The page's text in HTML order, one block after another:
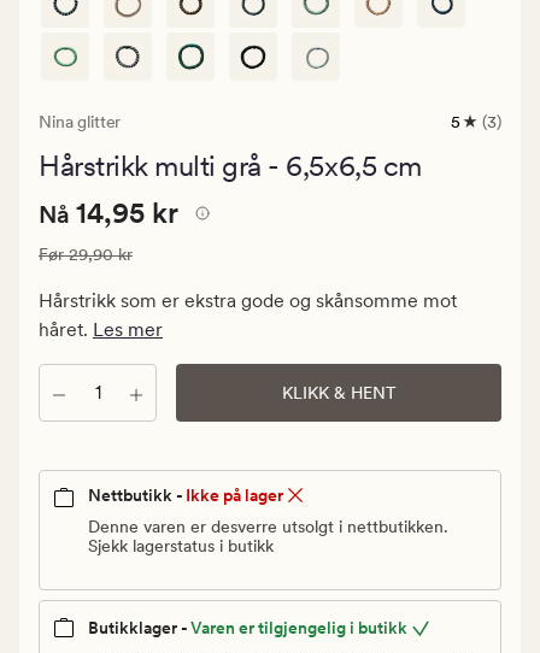
Nina glitter
3
5 (3)
Hårstrikk multi grå - 6,5x6,5 cm
Nåværende
14,95
kr.
Vanlig
Nåværende pris
Nå 14,95 kr
Vanlig pris 29,90 kr
Før29,90 kr
Hårstrikk som er ekstra gode og skånsomme mot
håret. Les mer
Antall KLIKK & HENT
Nettbutikk - Ikke på lager
Denne varen er desverre utsolgt i nettbutikken.
Sjekk lagerstatus i butikk
Butikklager -Varen er tilgjengelig i butikk